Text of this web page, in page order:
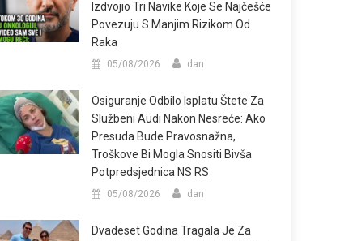
Izdvojio Tri Navike Koje Se Najčešće
Povezuju S Manjim Rizikom Od
Raka
05/08/2026 dan
Osiguranje Odbilo Isplatu Štete Za
Službeni Audi Nakon Nesreće: Ako
Presuda Bude Pravosnažna,
Troškove Bi Mogla Snositi Bivša
Potpredsjednica NS RS
05/08/2026 dan
Dvadeset Godina Tragala Je Za